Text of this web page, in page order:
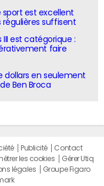
sport est excellent
suffisent
III est catégorique :
faire
dollars en seulement
Ben Broca
Publicité
Contact
les cookies
Gérer Utiq
légales
Groupe Figaro